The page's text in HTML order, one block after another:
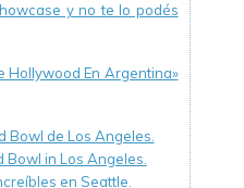
y no te lo podés
Hollywood En Argentina»
Bowl de Los Angeles.
in Los Angeles.
en Seattle.